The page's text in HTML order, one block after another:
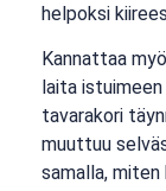
helpoksi
Kannattaa
laita
tavarakori
muuttuu
samalla,